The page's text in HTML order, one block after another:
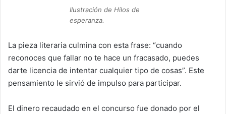
Ilustración de Hilos de
esperanza.
La pieza literaria culmina con esta frase: “cuando
reconoces que fallar no te hace un fracasado, puedes
darte licencia de intentar cualquier tipo de cosas”. Este
pensamiento le sirvió de impulso para participar.
El dinero recaudado en el concurso fue donado por el